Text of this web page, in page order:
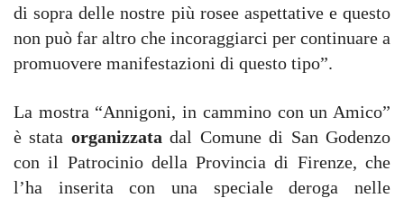
di sopra delle nostre più rosee aspettative e questo
non può far altro che incoraggiarci per continuare a
promuovere manifestazioni di questo tipo”.
La mostra “Annigoni, in cammino con un Amico”
è stata organizzatadal Comune di San Godenzo
con il Patrocinio della Provincia di Firenze, che
l’ha inserita con una speciale deroga nelle